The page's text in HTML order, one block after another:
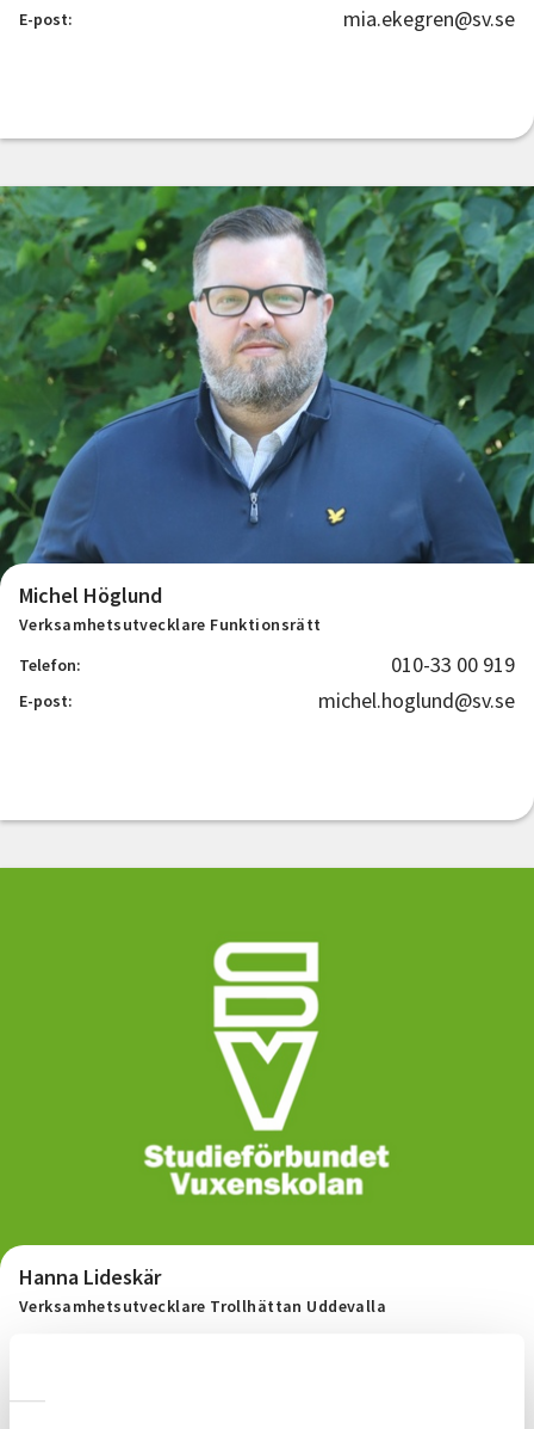
E-post: mia.ekegren@sv.se
Michel Höglund
Verksamhetsutvecklare Funktionsrätt
Telefon:
010-33 00 919
E-post: michel.hoglund@sv.se
Hanna Lideskär
Verksamhetsutvecklare Trollhättan Uddevalla